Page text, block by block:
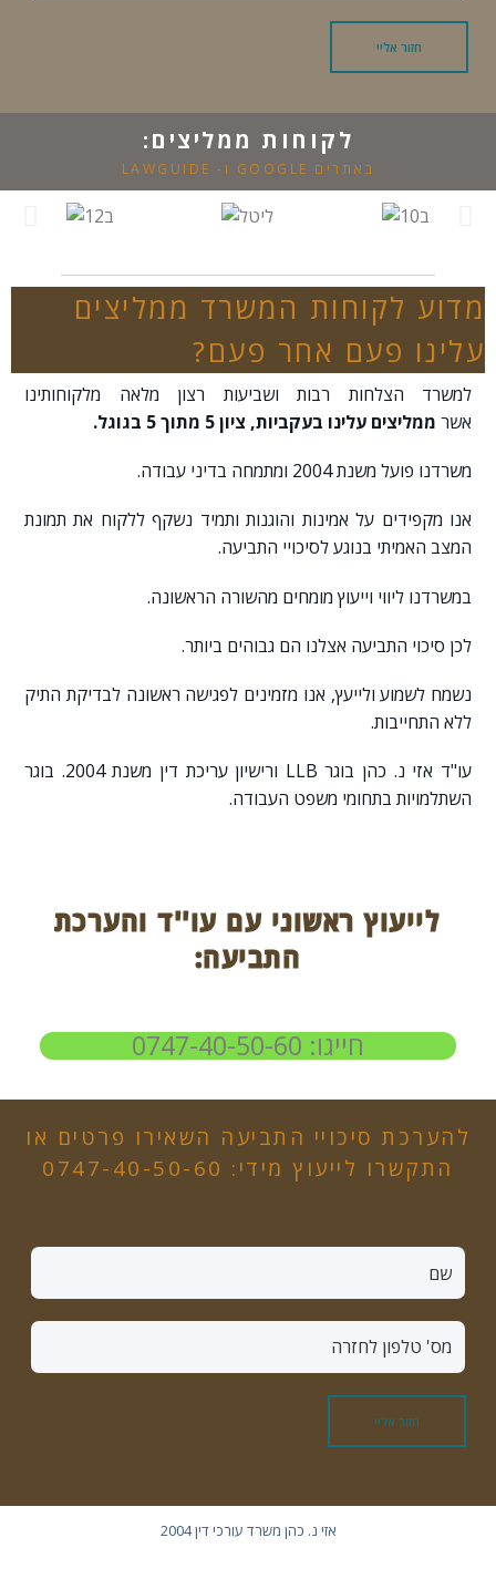
ל
ה
חזור אליי
לקוחות ממליצים:
באתרים GOOGLE ו- LAWGUIDE
מדוע לקוחות המשרד ממליצים
עלינו פעם אחר פעם?
למשרד הצלחות רבות ושביעות רצון מלאה מלקוחותינו
אשר ממליצים עלינו בעקביות, ציון 5 מתוך 5 בגוגל.
משרדנו פועל משנת 2004 ומתמחה בדיני עבודה.
אנו מקפידים על אמינות והוגנות ותמיד נשקף ללקוח את תמונת
המצב האמיתי בנוגע לסיכויי התביעה.
במשרדנו ליווי וייעוץ מומחים מהשורה הראשונה.
לכן סיכוי התביעה אצלנו הם גבוהים ביותר.
נשמח לשמוע ולייעץ, אנו מזמינים לפגישה ראשונה לבדיקת התיק
ללא התחייבות.
עו"ד אזי נ. כהן בוגר LLB ורישיון עריכת דין משנת 2004. בוגר
השתלמויות בתחומי משפט העבודה.
לייעוץ ראשוני עם עו''ד והערכת
התביעה:
חייגו: 0747-40-50-60
להערכת סיכויי התביעה השאירו פרטים או
התקשרו לייעוץ מידי: 0747-40-50-60
ש
ם
מ
ס
ל
חזור אליי
אזי נ. כהן משרד עורכי דין 2004